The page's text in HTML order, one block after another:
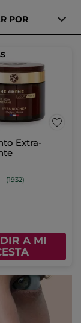
POR
Extra-
(1932)
A MI